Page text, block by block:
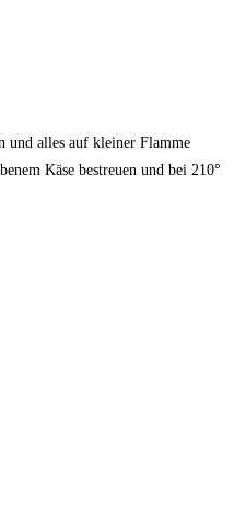
und alles auf kleiner Flamme
Käse bestreuen und bei 210°